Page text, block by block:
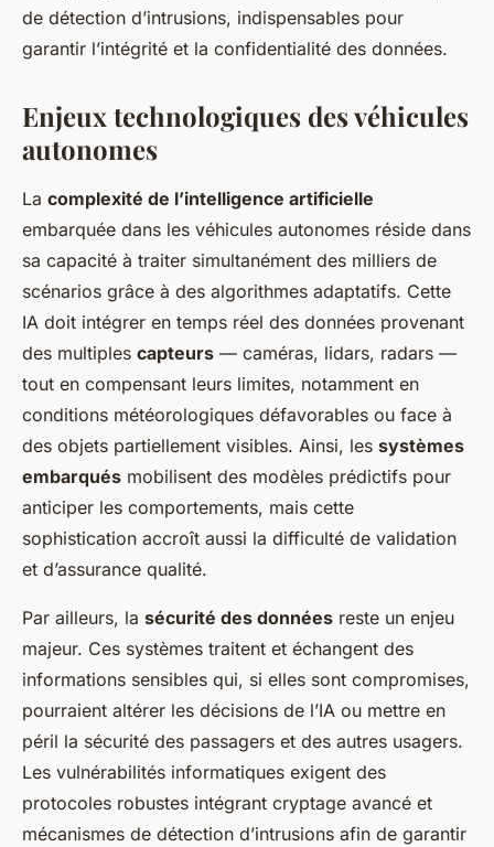
de détection d’intrusions, indispensables pour
garantir l’intégrité et la confidentialité des données.
Enjeux technologiques des véhicules
autonomes
La complexité de l’intelligence artificielle
embarquée dans les véhicules autonomes réside dans
sa capacité à traiter simultanément des milliers de
scénarios grâce à des algorithmes adaptatifs. Cette
IA doit intégrer en temps réel des données provenant
des multiples capteurs — caméras, lidars, radars —
tout en compensant leurs limites, notamment en
conditions météorologiques défavorables ou face à
des objets partiellement visibles. Ainsi, les systèmes
embarqués mobilisent des modèles prédictifs pour
anticiper les comportements, mais cette
sophistication accroît aussi la difficulté de validation
et d’assurance qualité.
Par ailleurs, la sécurité des données reste un enjeu
majeur. Ces systèmes traitent et échangent des
informations sensibles qui, si elles sont compromises,
pourraient altérer les décisions de l’IA ou mettre en
péril la sécurité des passagers et des autres usagers.
Les vulnérabilités informatiques exigent des
protocoles robustes intégrant cryptage avancé et
mécanismes de détection d’intrusions afin de garantir